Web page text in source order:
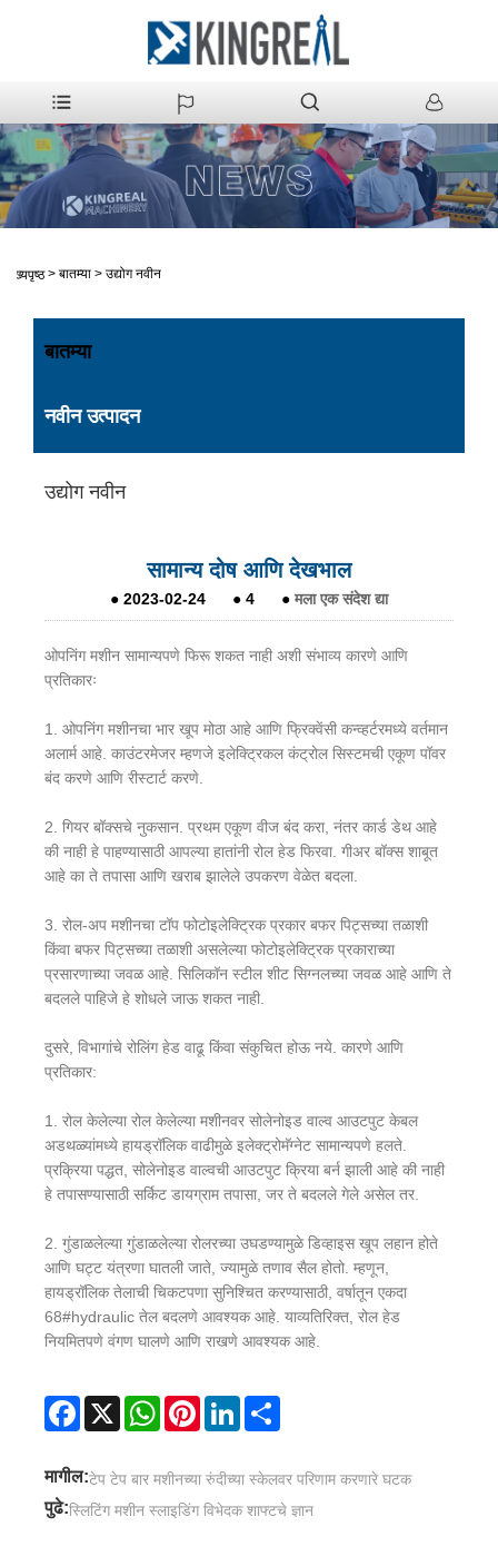
मुख्यपृष्ठ > बातम्या > उद्योग नवीन
बातम्या
नवीन उत्पादन
उद्योग नवीन
सामान्य दोष आणि देखभाल
● 2023-02-24 ● 4 ● मला एक संदेश द्या
ओपनिंग मशीन सामान्यपणे फिरू शकत नाही अशी संभाव्य कारणे आणि
प्रतिकारः
1. ओपनिंग मशीनचा भार खूप मोठा आहे आणि फ्रिक्वेंसी कन्व्हर्टरमध्ये वर्तमान
अलार्म आहे. काउंटरमेजर म्हणजे इलेक्ट्रिकल कंट्रोल सिस्टमची एकूण पॉवर
बंद करणे आणि रीस्टार्ट करणे.
2. गियर बॉक्सचे नुकसान. प्रथम एकूण वीज बंद करा, नंतर कार्ड डेथ आहे
की नाही हे पाहण्यासाठी आपल्या हातांनी रोल हेड फिरवा. गीअर बॉक्स शाबूत
आहे का ते तपासा आणि खराब झालेले उपकरण वेळेत बदला.
3. रोल-अप मशीनचा टॉप फोटोइलेक्ट्रिक प्रकार बफर पिट्सच्या तळाशी
किंवा बफर पिट्सच्या तळाशी असलेल्या फोटोइलेक्ट्रिक प्रकाराच्या
प्रसारणाच्या जवळ आहे. सिलिकॉन स्टील शीट सिग्नलच्या जवळ आहे आणि ते
बदलले पाहिजे हे शोधले जाऊ शकत नाही.
दुसरे, विभागांचे रोलिंग हेड वाढू किंवा संकुचित होऊ नये. कारणे आणि
प्रतिकार:
1. रोल केलेल्या रोल केलेल्या मशीनवर सोलेनोइड वाल्व आउटपुट केबल
अडथळ्यांमध्ये हायड्रॉलिक वाढीमुळे इलेक्ट्रोमॅग्नेट सामान्यपणे हलते.
प्रक्रिया पद्धत, सोलेनोइड वाल्वची आउटपुट क्रिया बर्न झाली आहे की नाही
हे तपासण्यासाठी सर्किट डायग्राम तपासा, जर ते बदलले गेले असेल तर.
2. गुंडाळलेल्या गुंडाळलेल्या रोलरच्या उघडण्यामुळे डिव्हाइस खूप लहान होते
आणि घट्ट यंत्रणा घातली जाते, ज्यामुळे तणाव सैल होतो. म्हणून,
हायड्रॉलिक तेलाची चिकटपणा सुनिश्चित करण्यासाठी, वर्षातून एकदा
68#hydraulic तेल बदलणे आवश्यक आहे. याव्यतिरिक्त, रोल हेड
नियमितपणे वंगण घालणे आणि राखणे आवश्यक आहे.
Facebook
X WhatsAppPinterestLinkedIn
मागील:टेप टेप बार मशीनच्या रुंदीच्या स्केलवर परिणाम करणारे घटक
पुढे:स्लिटिंग मशीन स्लाइडिंग विभेदक शाफ्टचे ज्ञान